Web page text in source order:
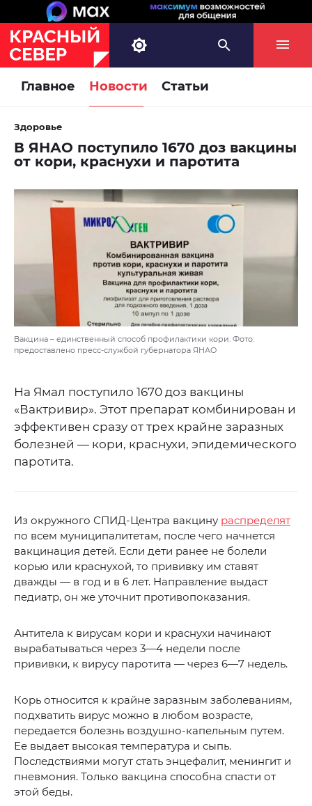
Главное Новости Статьи
Здоровье
В ЯНАО поступило 1670 доз вакцины
от кори, краснухи и паротита
Вакцина – единственный способ профилактики кори. Фото:
предоставлено пресс-службой губернатора ЯНАО
На Ямал поступило 1670 доз вакцины
«Вактривир». Этот препарат комбинирован и
эффективен сразу от трех крайне заразных
болезней — кори, краснухи, эпидемического
паротита.
Из окружного СПИД-Центра вакцину распределят
по всем муниципалитетам, после чего начнется
вакцинация детей. Если дети ранее не болели
корью или краснухой, то прививку им ставят
дважды — в год и в 6 лет. Направление выдаст
педиатр, он же уточнит противопоказания.
Антитела к вирусам кори и краснухи начинают
вырабатываться через 3—4 недели после
прививки, к вирусу паротита — через 6—7 недель.
Корь относится к крайне заразным заболеваниям,
подхватить вирус можно в любом возрасте,
передается болезнь воздушно-капельным путем.
Ее выдает высокая температура и сыпь.
Последствиями могут стать энцефалит, менингит и
пневмония. Только вакцина способна спасти от
этой беды.